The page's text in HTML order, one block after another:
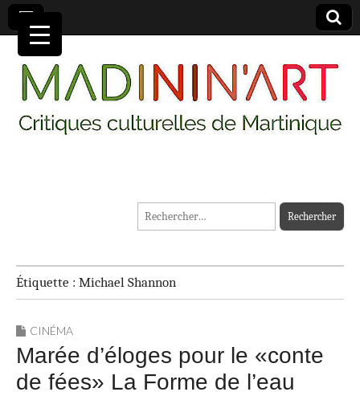
MADININ'ART
Rechercher :
Étiquette : Michael Shannon
CINÉMA
Marée d’éloges pour le «conte
de fées» La Forme de l’eau